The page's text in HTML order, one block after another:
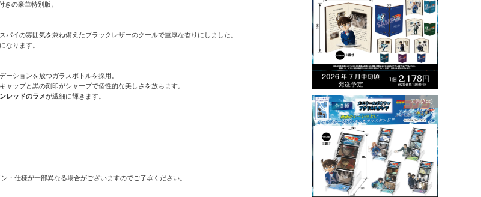
広告(Ads)
きの豪華特別版。
パイの雰囲気を兼ね備えたブラックレザーのクールで重厚な香りにしました。
なります。
ーションを放つガラスボトルを採用。
ャップと黒の刻印がシャープで個性的な美しさを放ちます。
レッドのラメが繊細に輝きます。
・仕様が一部異なる場合がございますのでご了承ください。